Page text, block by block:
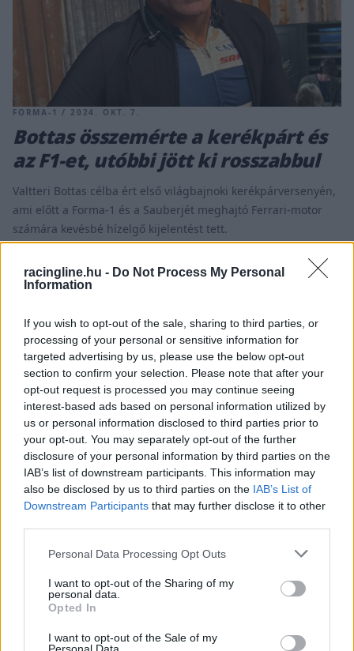
racingline.hu - Do Not Process My Personal
Information
If you wish to opt-out of the sale, sharing to third parties, or
processing of your personal or sensitive information for
targeted advertising by us, please use the below opt-out
section to confirm your selection. Please note that after your
opt-out request is processed you may continue seeing
interest-based ads based on personal information utilized by
us or personal information disclosed to third parties prior to
your opt-out. You may separately opt-out of the further
disclosure of your personal information by third parties on the
IAB’s list of downstream participants. This information may
also be disclosed by us to third parties on the IAB’s List of
Downstream Participants that may further disclose it to other
Please note that this website/app uses one or more Google
not limited to your visit or usage behaviour. You may click to
grant or deny consent to Google and its third-party tags to
use your data for below specified purposes in below Google
consent section.
Personal Data Processing Opt Outs
I want to opt-out of the Sharing of my
personal data.
Opted In
I want to opt-out of the Sale of my
FORMA-1 / 2024. OKT. 7.
Bottas összemérte a kerékpárt és
az F1-et, utóbbi jött ki rosszabbul
Valtteri Bottas célba ért első világbajnoki kerékpárversenyén,
ami előtt a Forma-1 és a Sauberjét meghajtó Ferrari-motor
számára kevésbé hízelgő kijelentést tett.
FORMA-1 / 2024. OKT. 6.
Rendkívüli tett: aktív F1-es pilóta
kvalifikált egy egészen más
sportág világbajnokságára
Bár ezen a hétvégén nincs Forma-1, Valtteri Bottas mégis
rajthoz áll egy világbajnoki versenyen, ráadásul nem is
valamilyen autósport-szakágban, hanem kerékpározásban.